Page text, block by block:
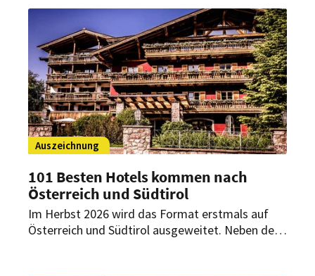
alpinen Destinationen um die Auszeichnung
„Hotelimmobilie des Jahres 2026“.
Auszeichnung
101 Besten Hotels kommen nach
Österreich und Südtirol
Im Herbst 2026 wird das Format erstmals auf
Österreich und Südtirol ausgeweitet. Neben der